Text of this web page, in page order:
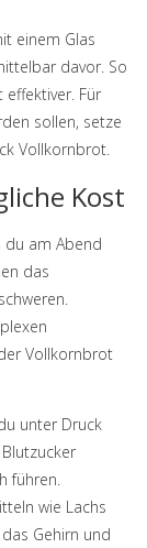
einem Glas
davor. So
Für
sollen, setze
Vollkornbrot.
Kost
du am Abend
das
Vollkornbrot
unter Druck
führen.
wie Lachs
Gehirn und